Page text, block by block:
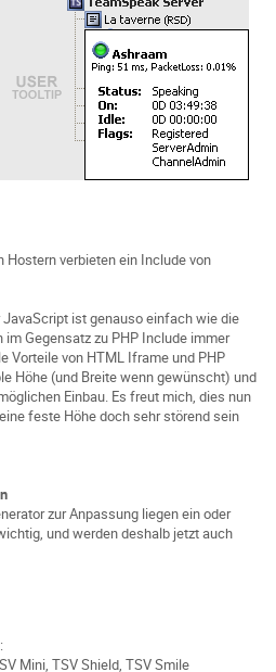
verbieten ein Include von
ist genauso einfach wie die
Gegensatz zu PHP Include immer
Vorteile von HTML Iframe und PHP
Höhe (und Breite wenn gewünscht) und
Einbau. Es freut mich, dies nun
feste Höhe doch sehr störend sein
zur Anpassung liegen ein oder
und werden deshalb jetzt auch
Mini, TSV Shield, TSV Smile